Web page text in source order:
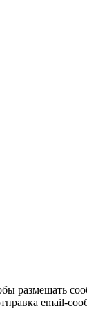
размещать
email-